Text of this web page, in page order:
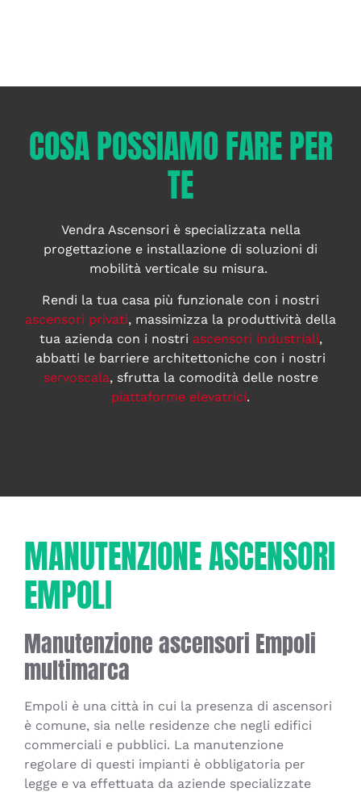
COSA POSSIAMO FARE PER
TE
Vendra Ascensori è specializzata nella
progettazione e installazione di soluzioni di
mobilità verticale su misura.
Rendi la tua casa più funzionale con i nostri
ascensori privati, massimizza la produttività della
tua azienda con i nostri ascensori industriali,
abbatti le barriere architettoniche con i nostri
servoscala, sfrutta la comodità delle nostre
piattaforme elevatrici.
MANUTENZIONE ASCENSORI
EMPOLI
Manutenzione ascensori Empoli
multimarca
Empoli è una città in cui la presenza di ascensori
è comune, sia nelle residenze che negli edifici
commerciali e pubblici. La manutenzione
regolare di questi impianti è obbligatoria per
legge e va effettuata da aziende specializzate